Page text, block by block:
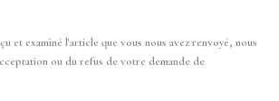
et examiné l'article que vous nous avez renvoyé, nous
ou du refus de votre demande de